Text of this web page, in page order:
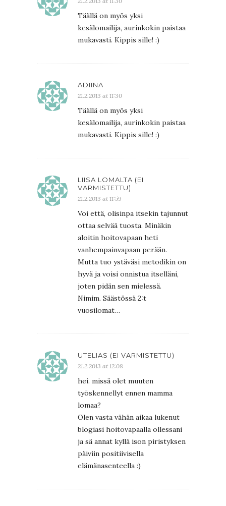
Täällä on myös yksi
kesälomailija, aurinkokin paistaa
mukavasti. Kippis sille! :)
ADIINA
21.2.2013 at 11:30
Täällä on myös yksi
kesälomailija, aurinkokin paistaa
mukavasti. Kippis sille! :)
LIISA LOMALTA (EI
VARMISTETTU)
21.2.2013 at 11:59
Voi että, olisinpa itsekin tajunnut
ottaa selvää tuosta. Minäkin
aloitin hoitovapaan heti
vanhempainvapaan perään.
Mutta tuo ystäväsi metodikin on
hyvä ja voisi onnistua itselläni,
joten pidän sen mielessä.
Nimim. Säästössä 2:t
vuosilomat…
UTELIAS (EI VARMISTETTU)
21.2.2013 at 12:08
hei. missä olet muuten
työskennellyt ennen mamma
lomaa?
Olen vasta vähän aikaa lukenut
blogiasi hoitovapaalla ollessani
ja sä annat kyllä ison piristyksen
päiviin positiivisella
elämänasenteella :)